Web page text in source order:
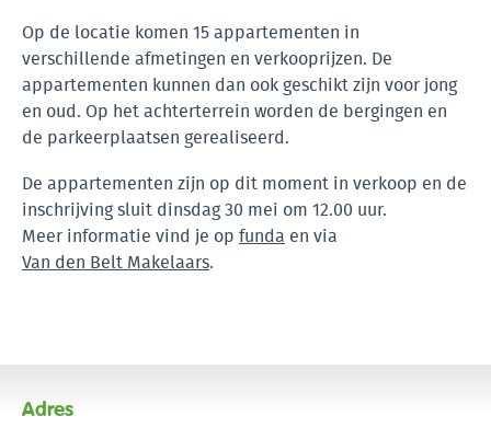
Op de locatie komen 15 appartementen in
verschillende afmetingen en verkooprijzen. De
appartementen kunnen dan ook geschikt zijn voor jong
en oud. Op het achterterrein worden de bergingen en
de parkeerplaatsen gerealiseerd.
De appartementen zijn op dit moment in verkoop en de
inschrijving sluit dinsdag 30 mei om 12.00 uur.
Meer informatie vind je op funda en via
Van den Belt Makelaars.
Adres